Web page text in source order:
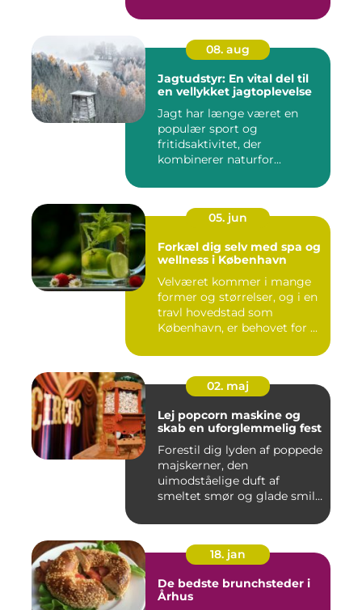
08. aug
Jagtudstyr: En vital del til
en vellykket jagtoplevelse
Jagt har længe været en
populær sport og
fritidsaktivitet, der
kombinerer naturfor...
05. jun
Forkæl dig selv med spa og
wellness i København
Velværet kommer i mange
former og størrelser, og i en
travl hovedstad som
København, er behovet for ...
02. maj
Lej popcorn maskine og
skab en uforglemmelig fest
Forestil dig lyden af poppede
majskerner, den
uimodståelige duft af
smeltet smør og glade smil,
18. jan
De bedste brunchsteder i
Århus